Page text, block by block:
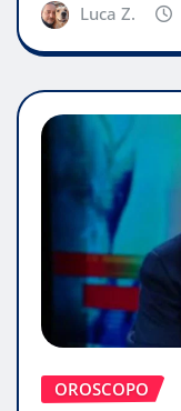
Luca Z.
OROSCOPO